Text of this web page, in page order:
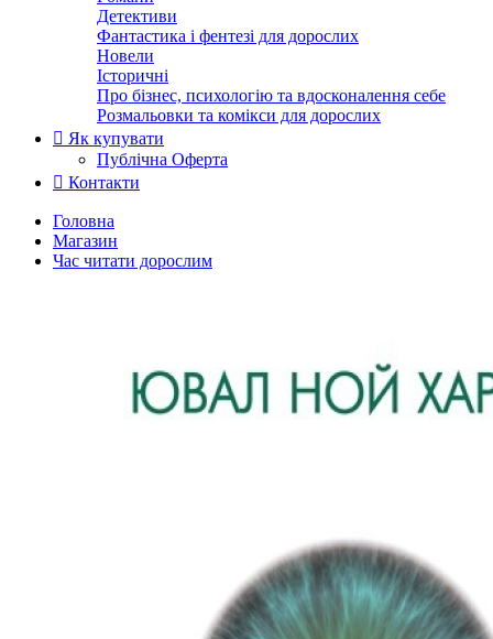
Детективи
Фантастика і фентезі для дорослих
Новели
Історичні
Про бізнес, психологію та вдосконалення себе
Розмальовки та комікси для дорослих
Як купувати
Публічна Оферта
Контакти
Головна
Магазин
Час читати дорослим